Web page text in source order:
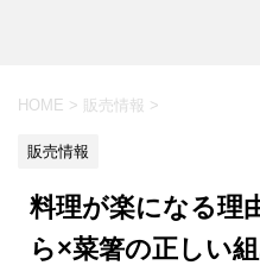
HOME > 販売情報 >
販売情報
料理が楽になる理
ら×菜箸の正しい